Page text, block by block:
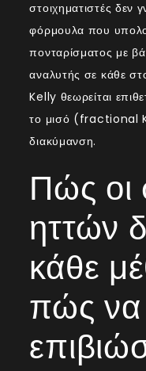
στοιχηματιστές
φόρμουλα που
πονταρίσματος με
αναλυτής σε κάθε
Kelly θεωρείται
το μισό (fractional
διακύμανση.
Πώς οι
ηττών
κάθε
πώς να